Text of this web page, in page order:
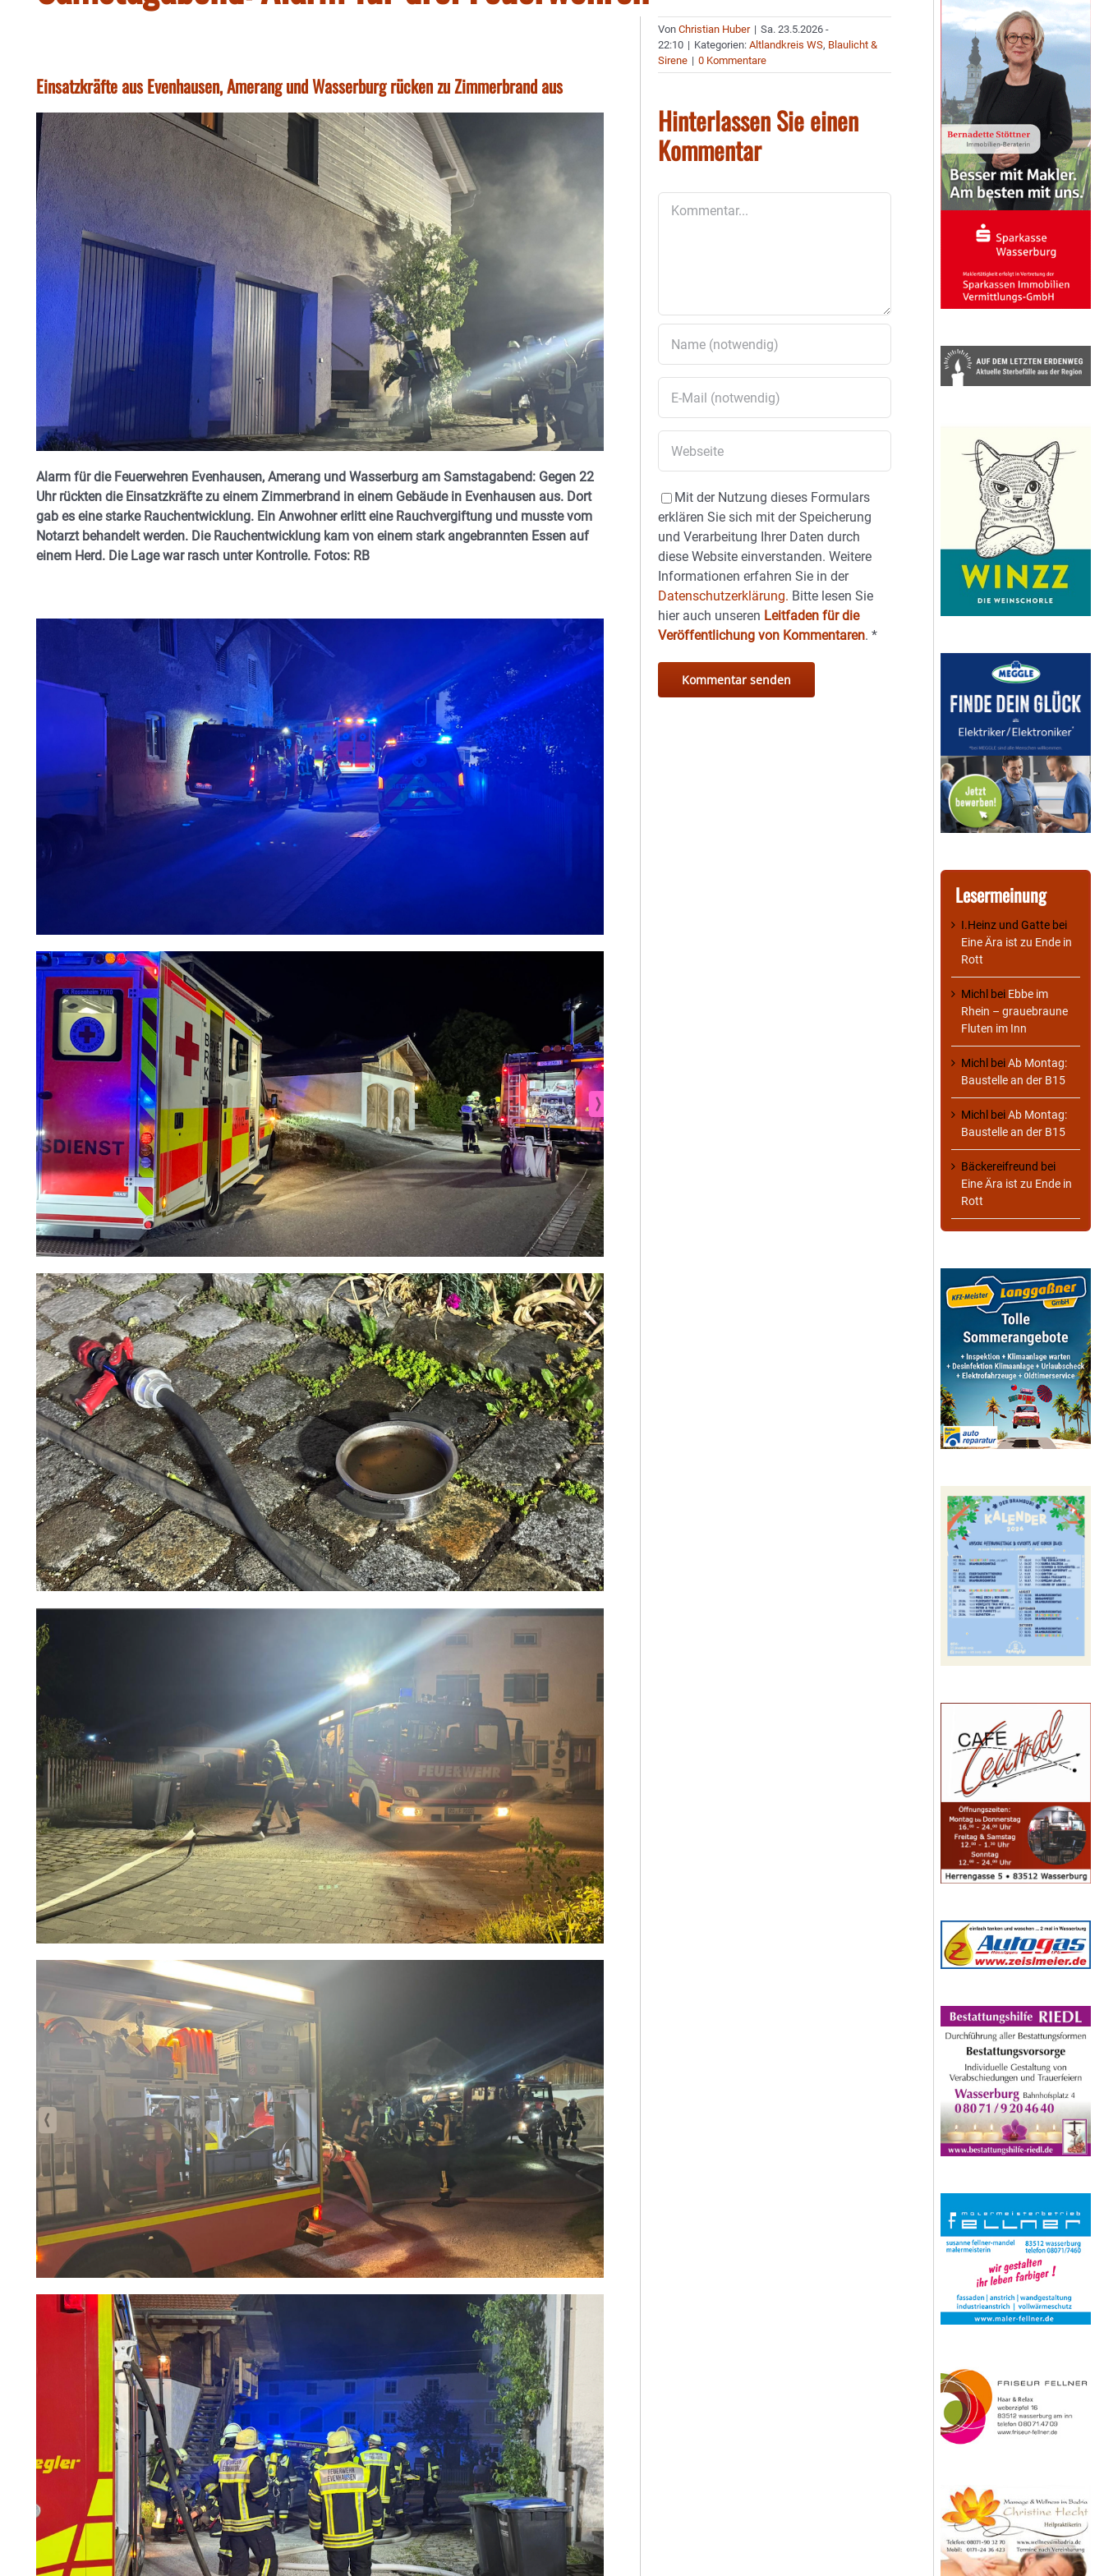
Einsatzkräfte aus Evenhausen, Amerang und Wasserburg rücken zu Zimmerbrand aus
Alarm für die Feuerwehren Evenhausen, Amerang und Wasserburg am Samstagabend: Gegen 22
Uhr rückten die Einsatzkräfte zu einem Zimmerbrand in einem Gebäude in Evenhausen aus. Dort
gab es eine starke Rauchentwicklung. Ein Anwohner erlitt eine Rauchvergiftung und musste vom
Notarzt behandelt werden. Die Rauchentwicklung kam von einem stark angebrannten Essen auf
einem Herd. Die Lage war rasch unter Kontrolle. Fotos: RB
VonChristian Huber | Sa. 23.5.2026 -
22:10 | Kategorien:Altlandkreis WS, Blaulicht &
Sirene | 0 Kommentare
Hinterlassen Sie einen
Kommentar
Mit der Nutzung dieses Formulars
erklären Sie sich mit der Speicherung
und Verarbeitung Ihrer Daten durch
diese Website einverstanden. Weitere
Informationen erfahren Sie in der
Datenschutzerklärung. Bitte lesen Sie
hier auch unseren Leitfaden für die
Veröffentlichung von Kommentaren.*
Lesermeinung
I.Heinz und Gatte bei
Eine Ära ist zu Ende in
Rott
Michl bei Ebbe im
Rhein – grauebraune
Fluten im Inn
Michl beiAb Montag:
Baustelle an der B15
Michl beiAb Montag:
Baustelle an der B15
Bäckereifreund bei
Eine Ära ist zu Ende in
Rott